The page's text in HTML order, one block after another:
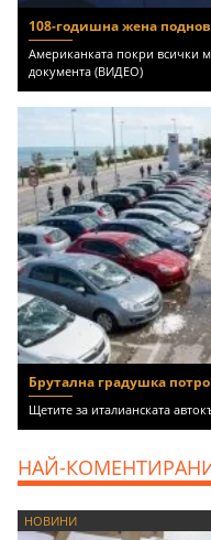
108-годишна жена
Американката покри всички
документа (ВИДЕО)
Брутална градушка
Щетите за италианската
НАЙ-
НОВИНИ